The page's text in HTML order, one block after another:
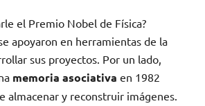
el Premio Nobel de Física?
apoyaron en herramientas de la
sus proyectos. Por un lado,
memoria asociativa en 1982
almacenar y reconstruir imágenes.